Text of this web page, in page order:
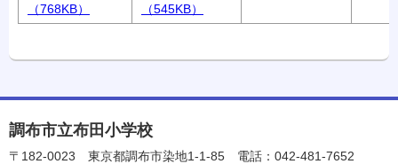
（768KB）
（545KB）
調布市立布田小学校
〒182-0023 東京都調布市染地1-1-85 電話：042-481-7652